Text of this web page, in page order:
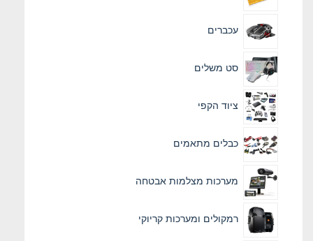
עכברים
סט משלים
ציוד הקפי
כבלים מתאמים
מערכות מצלמות אבטחה
רמקולים ומערכות קריוקי